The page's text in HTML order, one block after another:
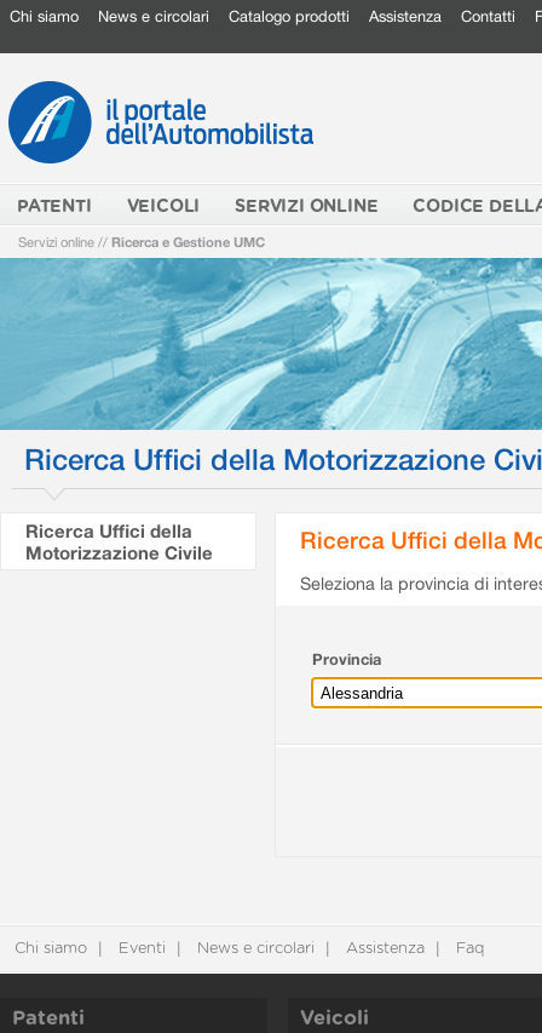
Chi siamo News e circolari Catalogo prodotti Assistenza Contatti
PATENTI VEICOLI SERVIZI ONLINE CODICE
Servizi online // Ricerca e Gestione UMC
Ricerca Uffici della Motorizzazione
Ricerca Uffici della
Motorizzazione Civile
Ricerca Uffici della
Seleziona la provincia di
Provincia
Chi siamo Eventi News e circolari Assistenza Faq
Patenti Veicoli